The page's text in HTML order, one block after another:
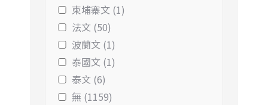
柬埔寨文 (1)
法文 (50)
波蘭文 (1)
泰國文 (1)
泰文 (6)
無 (1159)